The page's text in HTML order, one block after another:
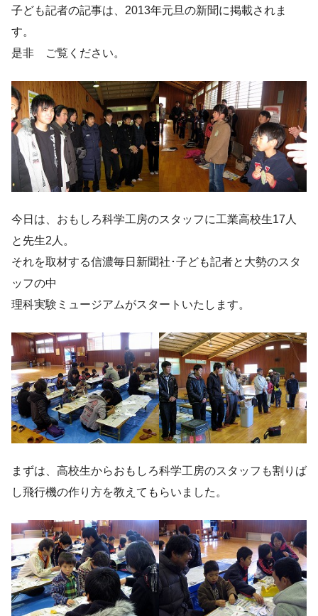
子ども記者の記事は、2013年元旦の新聞に掲載されま
す。
是非 ご覧ください。
今日は、おもしろ科学工房のスタッフに工業高校生17人
と先生2人。
それを取材する信濃毎日新聞社･子ども記者と大勢のスタ
ッフの中
理科実験ミュージアムがスタートいたします。
まずは、高校生からおもしろ科学工房のスタッフも割りば
し飛行機の作り方を教えてもらいました。